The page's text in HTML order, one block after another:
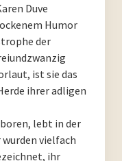
Duve
Humor
der
ist sie das
ihrer adligen
lebt in der
wurden vielfach
ihr